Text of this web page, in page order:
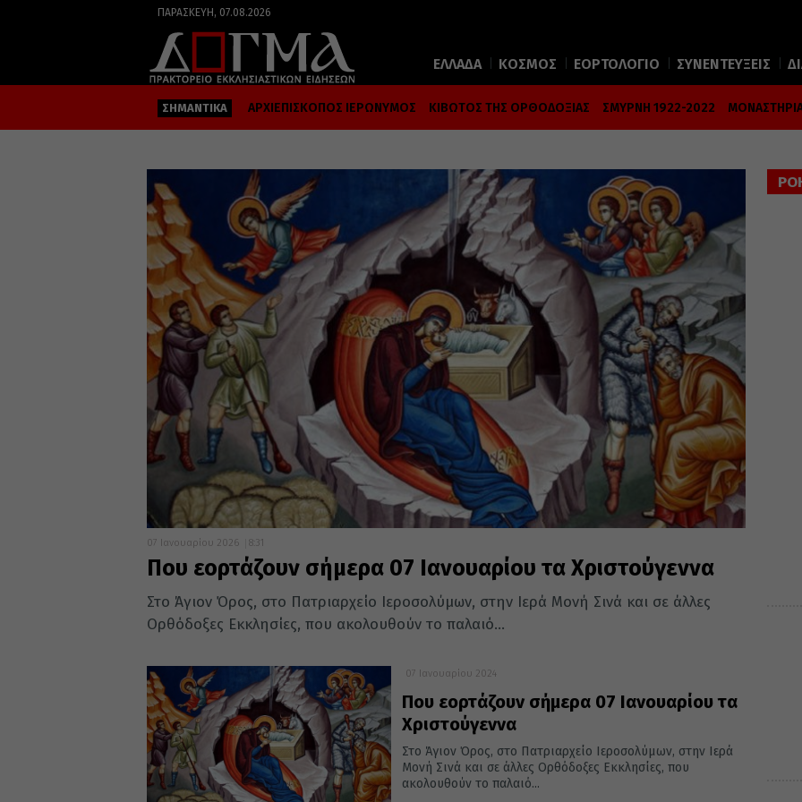
ΠΑΡΑΣΚΕΥΉ, 07.08.2026
ΕΛΛΑΔΑ ΚΟΣΜΟΣ ΕΟΡΤΟΛΟΓΙΟ ΣΥΝΕΝΤΕΥΞΕΙΣ
ΣΗΜΑΝΤΙΚΑ ΑΡΧΙΕΠΙΣΚΟΠΟΣ ΙΕΡΩΝΥΜΟΣ ΚΙΒΩΤΟΣ ΤΗΣ ΟΡΘΟΔΟΞΙΑΣ ΣΜΥΡΝΗ 1922-2022
07 Ιανουαρίου 2026 8:31
Που εορτάζουν σήμερα 07 Ιανουαρίου τα Χριστούγεννα
Στο Άγιον Όρος, στο Πατριαρχείο Ιεροσολύμων, στην Ιερά Μονή Σινά και σε άλλες
Ορθόδοξες Εκκλησίες, που ακολουθούν το παλαιό...
07 Ιανουαρίου 2024
Που εορτάζουν σήμερα 07 Ιανουαρίου τα
Χριστούγεννα
Στο Άγιον Όρος, στο Πατριαρχείο Ιεροσολύμων, στην Ιερά
Μονή Σινά και σε άλλες Ορθόδοξες Εκκλησίες, που
ακολουθούν το παλαιό...